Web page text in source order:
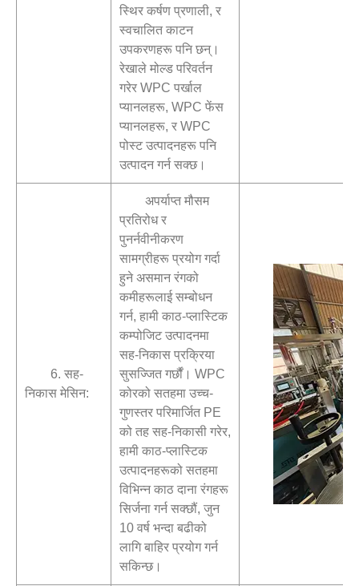
स्थिर कर्षण प्रणाली, र
स्वचालित काटन
उपकरणहरू पनि छन्।
रेखाले मोल्ड परिवर्तन
गरेर WPC पर्खाल
प्यानलहरू, WPC फेंस
प्यानलहरू, र WPC
पोस्ट उत्पादनहरू पनि
उत्पादन गर्न सक्छ।
6. सह-
निकास मेसिन:
अपर्याप्त मौसम
प्रतिरोध र
पुनर्नवीनीकरण
सामग्रीहरू प्रयोग गर्दा
हुने असमान रंगको
कमीहरूलाई सम्बोधन
गर्न, हामी काठ-प्लास्टिक
कम्पोजिट उत्पादनमा
सह-निकास प्रक्रिया
सुसज्जित गर्छौं। WPC
कोरको सतहमा उच्च-
गुणस्तर परिमार्जित PE
को तह सह-निकासी गरेर,
हामी काठ-प्लास्टिक
उत्पादनहरूको सतहमा
विभिन्न काठ दाना रंगहरू
सिर्जना गर्न सक्छौं, जुन
10 वर्ष भन्दा बढीको
लागि बाहिर प्रयोग गर्न
सकिन्छ।